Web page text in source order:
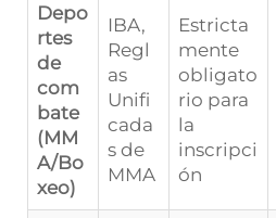
Depo
rtes
de
com
bate
(MM
A/Bo
xeo)
IBA,
Regl
as
Unifi
cada
s de
MMA
Estricta
mente
obligato
rio para
la
inscripci
ón